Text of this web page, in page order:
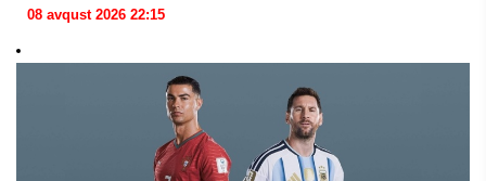
08 avqust 2026 22:15